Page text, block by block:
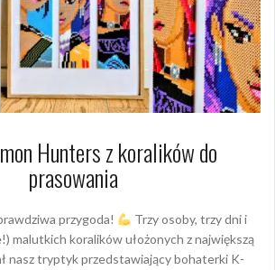
Hunters z koralików do
prasowania
przygoda!
Trzy osoby, trzy dni i
malutkich koralików ułożonych z największą
nasz tryptyk przedstawiający bohaterki K-